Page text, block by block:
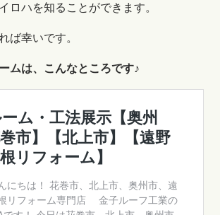
ロハを知ることができます。
ば幸いです。
ムは、こんなところです♪